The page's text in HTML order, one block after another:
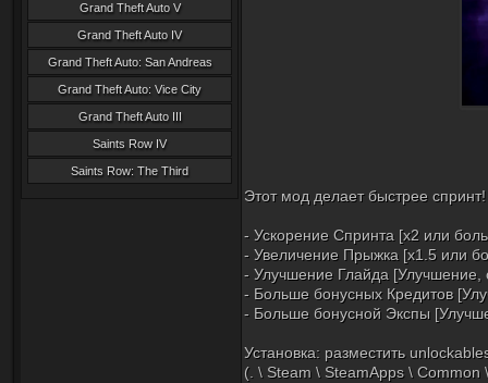
Grand Theft Auto V
Grand Theft Auto IV
Grand Theft Auto: San Andreas
Grand Theft Auto: Vice City
Grand Theft Auto III
Saints Row IV
Saints Row: The Third
Этот мод делает быстрее
- Ускорение Спринта [x2 или
- Увеличение Прыжка [x1.5 или
- Улучшение Глайда [Улучшение,
- Больше бонусных Кредитов
- Больше бонусной Экспы
Установка: разместить
(. \ Steam \ SteamApps \ Common